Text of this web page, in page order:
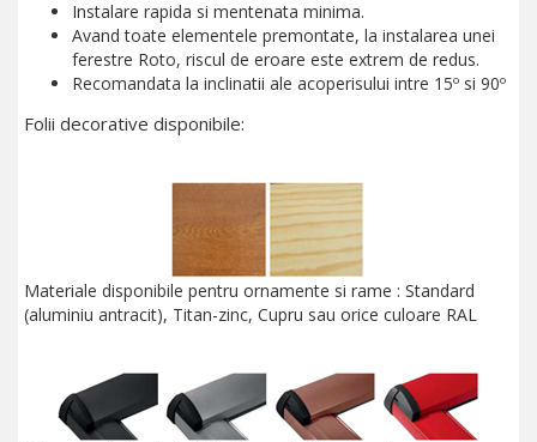
Instalare rapida si mentenata minima.
Avand toate elementele premontate, la instalarea unei
ferestre Roto, riscul de eroare este extrem de redus.
Recomandata la inclinatii ale acoperisului intre 15º si 90º
Folii decorative disponibile:
Materiale disponibile pentru ornamente si rame : Standard
(aluminiu antracit), Titan-zinc, Cupru sau orice culoare RAL